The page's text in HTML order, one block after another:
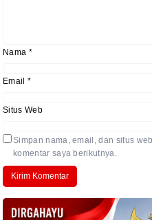
Nama *
Email *
Situs Web
Simpan nama, email, dan situs
komentar saya berikutnya.